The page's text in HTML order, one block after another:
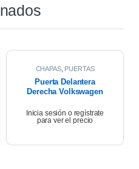
CHAPAS, PUERTAS
Puerta Delantera
Derecha Volkswagen
Inicia sesión o regístrate
para ver el precio